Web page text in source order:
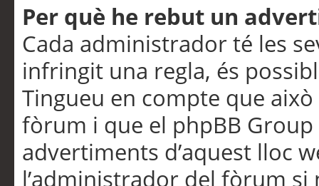
Per què he rebut un
Cada administrador té les
infringit una regla, és
Tingueu en compte que
fòrum i que el phpBB
advertiments d’aquest lloc
l’administrador del fòrum